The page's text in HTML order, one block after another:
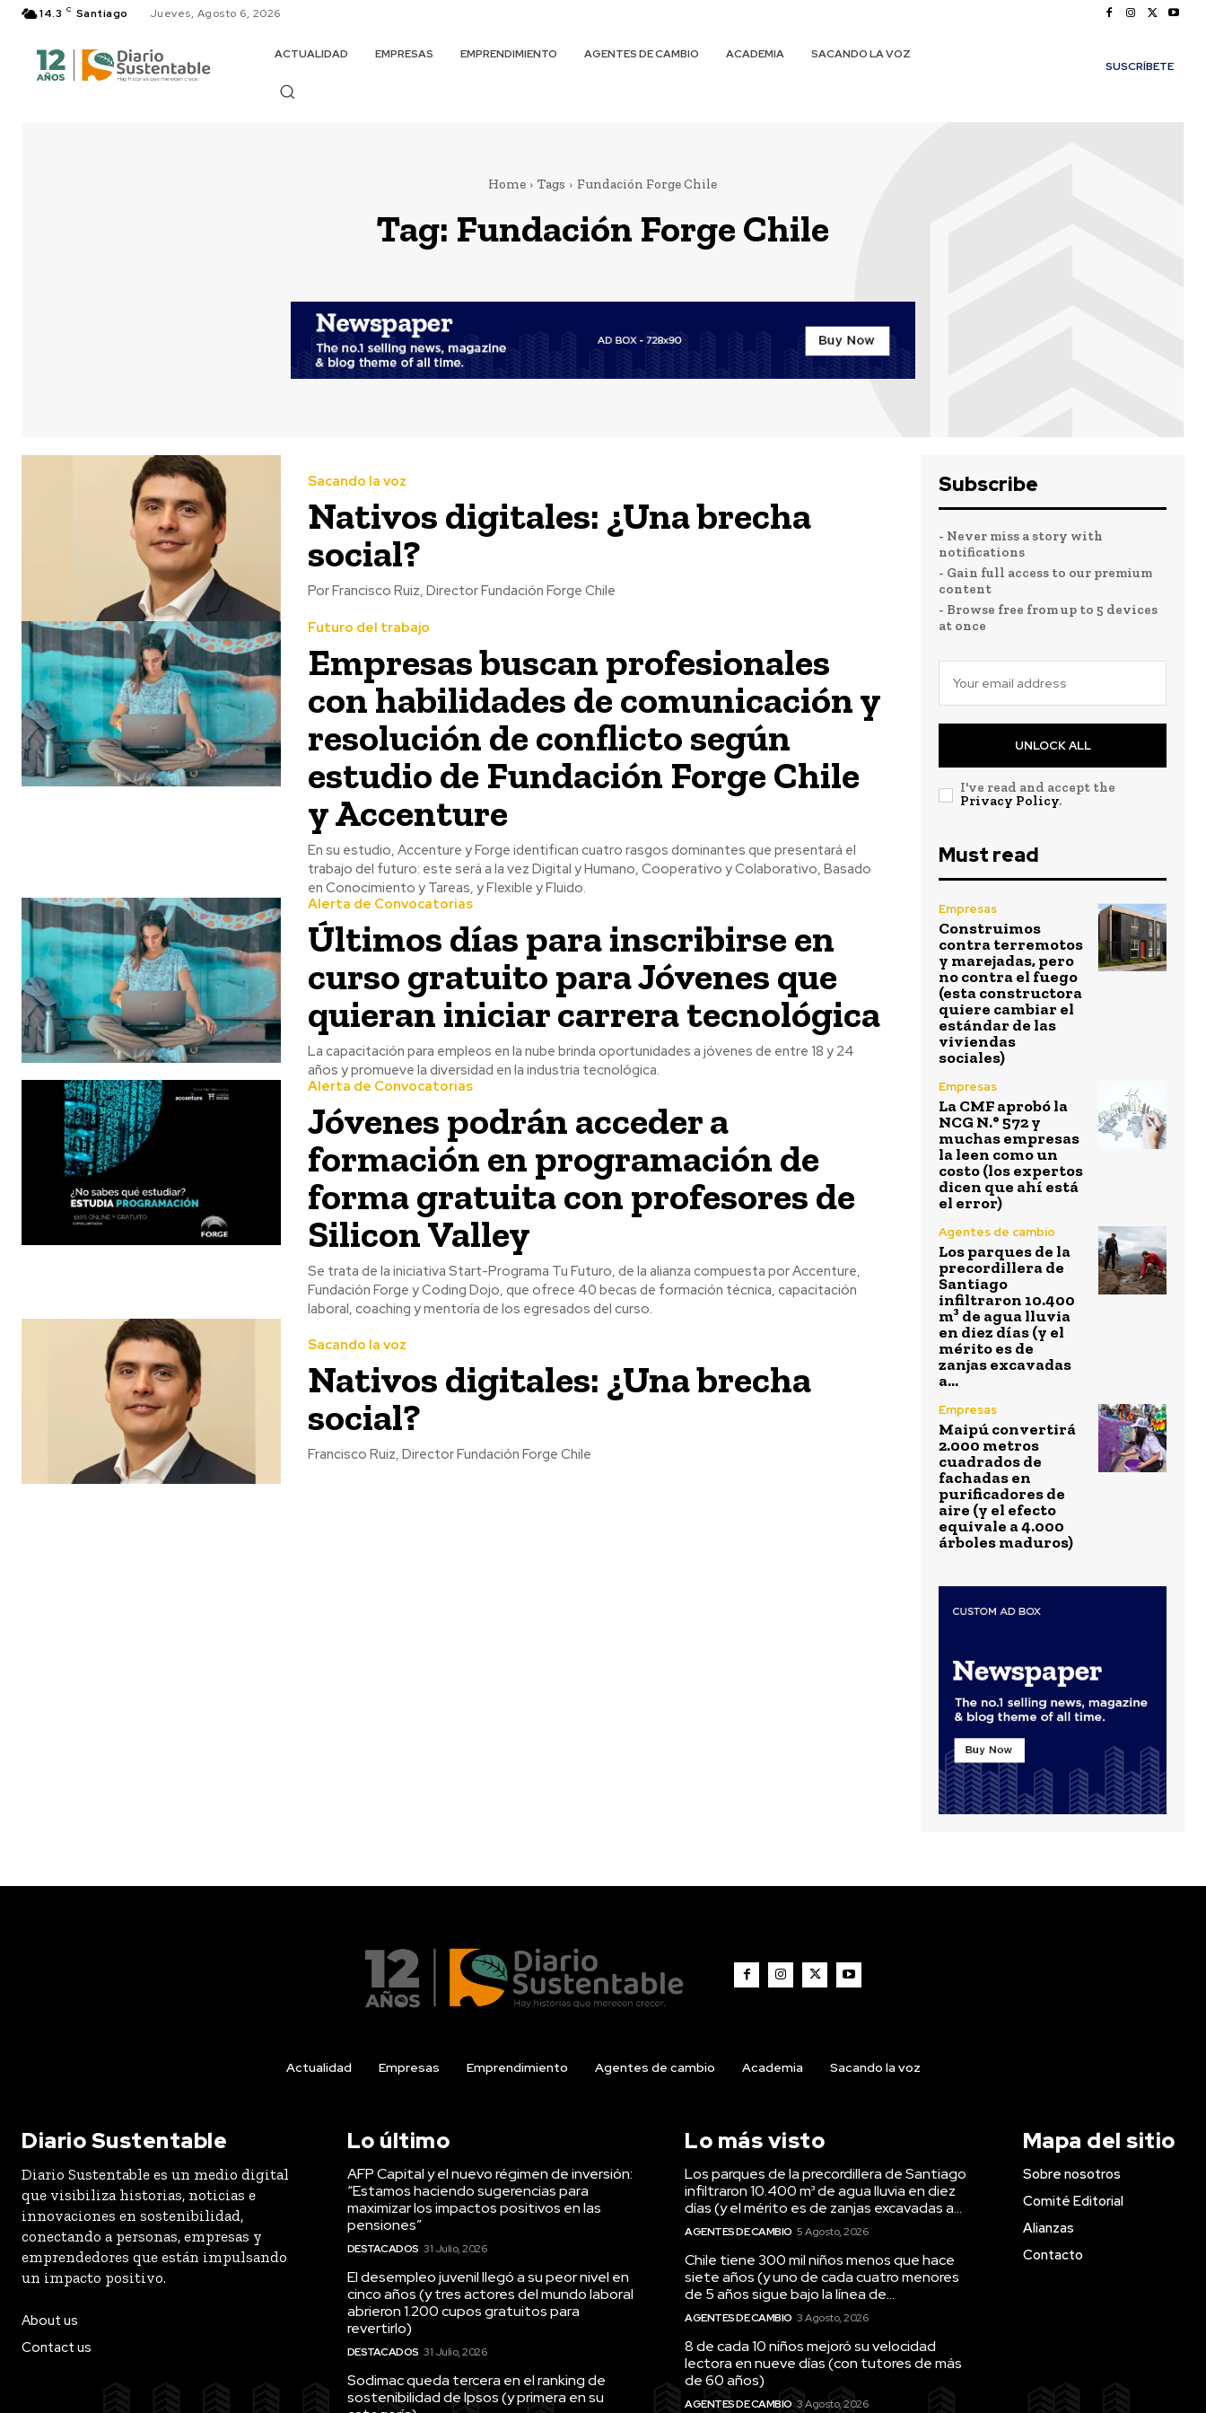
14.3 C Santiago Jueves, Agosto 6, 2026
ACTUALIDAD EMPRESAS EMPRENDIMIENTO AGENTES DE CAMBIO ACADEMIA
SACANDO LA VOZ
SUSCRÍBETE
Home Tags Fundación Forge Chile
Tag: Fundación Forge Chile
Sacando la voz
Nativos digitales: ¿Una brecha
social?
Por Francisco Ruiz, Director Fundación Forge Chile
Futuro del trabajo
Empresas buscan profesionales
con habilidades de comunicación y
resolución de conflicto según
estudio de Fundación Forge Chile
y Accenture
En su estudio, Accenture y Forge identifican cuatro rasgos dominantes que presentará el
trabajo del futuro: este será a la vez Digital y Humano, Cooperativo y Colaborativo, Basado
en Conocimiento y Tareas, y Flexible y Fluido.
Alerta de Convocatorias
Últimos días para inscribirse en
curso gratuito para Jóvenes que
quieran iniciar carrera tecnológica
La capacitación para empleos en la nube brinda oportunidades a jóvenes de entre 18 y 24
años y promueve la diversidad en la industria tecnológica.
Alerta de Convocatorias
Jóvenes podrán acceder a
formación en programación de
forma gratuita con profesores de
Silicon Valley
Se trata de la iniciativa Start-Programa Tu Futuro, de la alianza compuesta por Accenture,
Fundación Forge y Coding Dojo, que ofrece 40 becas de formación técnica, capacitación
laboral, coaching y mentoría de los egresados del curso.
Sacando la voz
Nativos digitales: ¿Una brecha
social?
Francisco Ruiz, Director Fundación Forge Chile
Subscribe
- Never miss a story with
notifications
- Gain full access to our premium
content
- Browse free from up to 5 devices
at once
UNLOCK ALL
I've read and accept the
Privacy Policy.
Must read
Empresas
Construimos
contra terremotos
y marejadas, pero
no contra el fuego
(esta constructora
quiere cambiar el
estándar de las
viviendas
sociales)
Empresas
La CMF aprobó la
NCG N.° 572 y
muchas empresas
la leen como un
costo (los expertos
dicen que ahí está
el error)
Agentes de cambio
Los parques de la
precordillera de
Santiago
infiltraron 10.400
m³ de agua lluvia
en diez días (y el
mérito es de
zanjas excavadas
a...
Empresas
Maipú convertirá
2.000 metros
cuadrados de
fachadas en
purificadores de
aire (y el efecto
equivale a 4.000
árboles maduros)
Actualidad Empresas Emprendimiento Agentes de cambio Academia Sacando la voz
Diario Sustentable
Diario Sustentable es un medio digital
que visibiliza historias, noticias e
innovaciones en sostenibilidad,
conectando a personas, empresas y
emprendedores que están impulsando
un impacto positivo.
About us
Contact us
Lo último
AFP Capital y el nuevo régimen de inversión:
“Estamos haciendo sugerencias para
maximizar los impactos positivos en las
pensiones”
DESTACADOS 31 Julio, 2026
El desempleo juvenil llegó a su peor nivel en
cinco años (y tres actores del mundo laboral
abrieron 1.200 cupos gratuitos para
revertirlo)
DESTACADOS 31 Julio, 2026
Sodimac queda tercera en el ranking de
sostenibilidad de Ipsos (y primera en su
Lo más visto
Los parques de la precordillera de Santiago
infiltraron 10.400 m³ de agua lluvia en diez
días (y el mérito es de zanjas excavadas a...
AGENTES DE CAMBIO 5 Agosto, 2026
Chile tiene 300 mil niños menos que hace
siete años (y uno de cada cuatro menores
de 5 años sigue bajo la línea de...
AGENTES DE CAMBIO 3 Agosto, 2026
8 de cada 10 niños mejoró su velocidad
lectora en nueve días (con tutores de más
de 60 años)
AGENTES DE CAMBIO 3 Agosto, 2026
Mapa del sitio
Sobre nosotros
Comité Editorial
Alianzas
Contacto